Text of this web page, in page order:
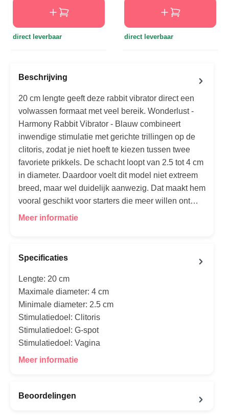
direct leverbaar direct leverbaar
Beschrijving
20 cm lengte geeft deze rabbit vibrator direct een
volwassen formaat met veel bereik. Wonderlust -
Harmony Rabbit Vibrator - Blauw combineert
inwendige stimulatie met gerichte trillingen op de
clitoris, zodat je niet hoeft te kiezen tussen twee
favoriete prikkels. De schacht loopt van 2.5 tot 4 cm
in diameter. Daardoor voelt dit model niet extreem
breed, maar wel duidelijk aanwezig. Dat maakt hem
vooral geschikt voor starters die meer willen ont…
Meer informatie
Specificaties
Lengte: 20 cm
Maximale diameter: 4 cm
Minimale diameter: 2.5 cm
Stimulatiedoel: Clitoris
Stimulatiedoel: G-spot
Stimulatiedoel: Vagina
Meer informatie
Beoordelingen